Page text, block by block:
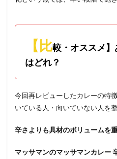
【比較・オススメ
はどれ？
今回再レビューしたカレーの特
いている人・向いていない人を
辛さよりも具材のボリュームを
マッサマンのマッサマンカレー